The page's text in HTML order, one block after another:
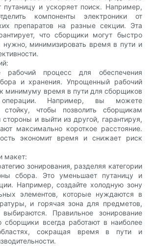
путаницу и ускоряет поиск. Например,
компоненты электроники от
препаратов на разные секции. Эта
что сборщики могут быстро
нужно, минимизировать время в пути и
рабочий процесс для обеспечения
и хранения. Упрощенный рабочий
минимуму время в пути для сборщиков
Например, вы можете
стойку, чтобы позволить сборщикам
стороны и выйти из другой, гарантируя,
максимально короткое расстояние.
экономит время и снижает риск
макет:
зонирования, разделяя категории
сбора. Это уменьшает путаницу и
Например, создайте холодную зону
элементов, которые нуждаются в
и горячая зона для предметов,
Правильное зонирование
сборщики всегда работают в наиболее
сокращая время в пути и